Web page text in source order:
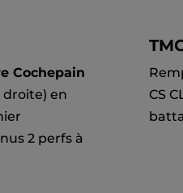
Cochepain
droite) en
2 perfs à
CS